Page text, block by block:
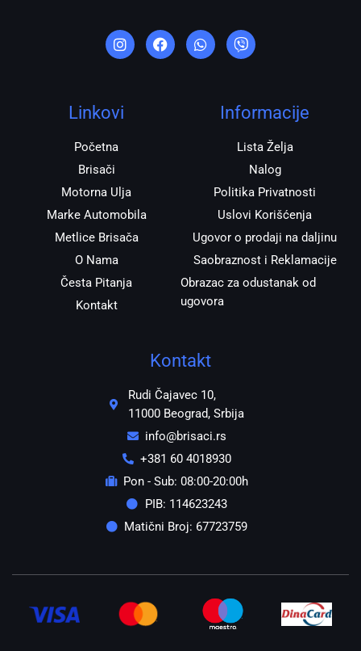
n
s
t
r
a
a
c
e
h
a
t
i
b
e
Linkovi
Početna
Brisači
Motorna Ulja
Marke Automobila
Metlice Brisača
O Nama
Česta Pitanja
Kontakt
Informacije
Lista Želja
Nalog
Politika Privatnosti
Uslovi Korišćenja
Ugovor o prodaji na daljinu
Saobraznost i Reklamacije
Obrazac za odustanak od
ugovora
Kontakt
Rudi Čajavec 10,
11000 Beograd, Srbija
info@brisaci.rs
+381 60 4018930
Pon - Sub: 08:00-20:00h
PIB: 114623243
Matični Broj: 67723759